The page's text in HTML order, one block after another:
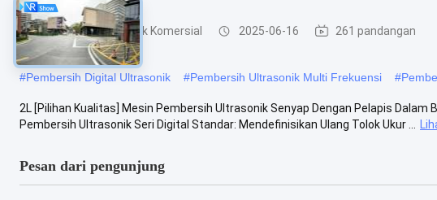
Pembersih Ultrasonik Komersial 2025-06-16 261 pandangan
#Pembersih Digital Ultrasonik #Pembersih Ultrasonik Multi Frekuensi #
2L [Pilihan Kualitas] Mesin Pembersih Ultrasonik Senyap Dengan Pelapis Dalam
Pembersih Ultrasonik Seri Digital Standar: Mendefinisikan Ulang Tolok Ukur ...
Pesan dari pengunjung